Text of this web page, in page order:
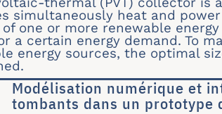
simultaneously heat and
one or more renewable
a certain energy demand. To
energy sources, the optimal
Modélisation numérique et
tombants dans un prototype